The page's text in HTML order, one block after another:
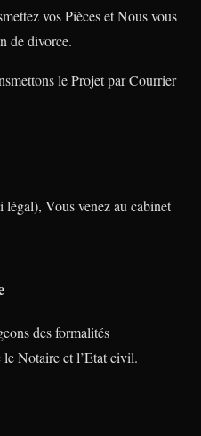
vos Pièces et Nous vous
de divorce.
le Projet par Courrier
Vous venez au cabinet
des formalités
le Notaire et l’Etat civil.